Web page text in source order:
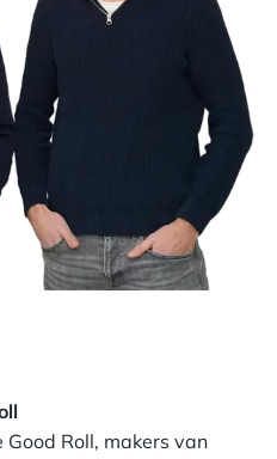
Roll, makers van